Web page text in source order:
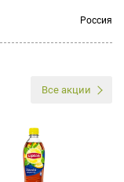
Россия
Все акции